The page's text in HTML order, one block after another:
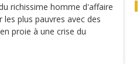
richissime homme d'affaire
les plus pauvres avec des
proie à une crise du